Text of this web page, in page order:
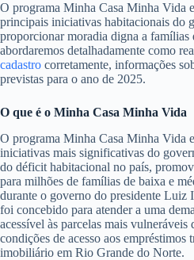
O programa Minha Casa Minha Vida
principais iniciativas habitacionais do
proporcionar moradia digna a famílias
abordaremos detalhadamente como
cadastro corretamente, informações
previstas para o ano de 2025.
O que é o Minha Casa Minha Vida
O programa Minha Casa Minha Vida
iniciativas mais significativas do
do déficit habitacional no país,
para milhões de famílias de baixa e
durante o governo do presidente Luiz
foi concebido para atender a uma
acessível às parcelas mais vulneráveis
condições de acesso aos empréstimos
imobiliário em Rio Grande do Norte.